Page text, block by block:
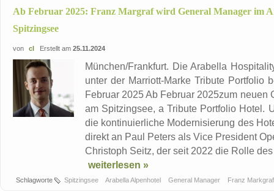
Ab Februar 2025: Franz Margraf wird General Manager im
Spitzingsee
von cl Erstellt am 25.11.2024
München/Frankfurt. Die Arabella
unter der Marriott-Marke Tribute Portfolio
Februar 2025 Ab Februar 2025zum
am Spitzingsee, a Tribute Portfolio Hotel.
die kontinuierliche Modernisierung des
direkt an Paul Peters als Vice President
Christoph Seitz, der seit 2022 die Rolle
weiterlesen »
Schlagworte Spitzingsee Arabella Alpenhotel General Manager Franz